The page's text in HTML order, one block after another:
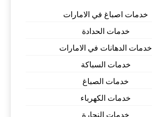
خدمات اصباغ في الامارات
خدمات الحدادة
خدمات الدهانات في الامارات
خدمات السباكة
خدمات الصباغ
خدمات الكهرباء
خدمات النجارة